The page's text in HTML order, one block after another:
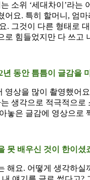
소위 ‘세대차이’라
어요. 특히 할머니, 엄
. 그것이 다른 형태로
로 힘들었지만 다 쓰고
년 동안 틈틈이 글감을
영상을 많이 촬영했어
생각으로 적극적으
놓은 글감에 영상으로
못 배우신 것이 한이
해요. 어떻게 생각하